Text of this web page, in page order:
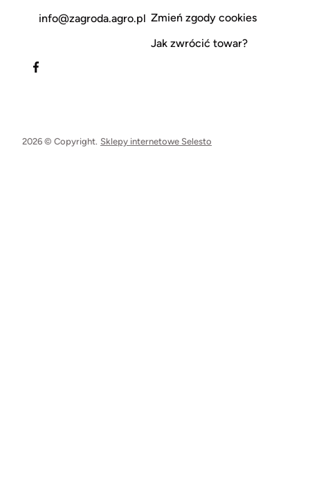
info@zagroda.agro.pl Zmień zgody cookies
Jak zwrócić towar?
2026 © Copyright. Sklepy internetowe Selesto